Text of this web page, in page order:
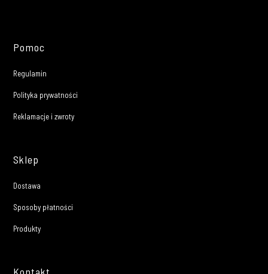
Pomoc
Regulamin
Polityka prywatności
Reklamacje i zwroty
Sklep
Dostawa
Sposoby płatności
Produkty